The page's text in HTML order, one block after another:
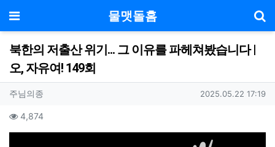
메뉴 물맷돌홈
북한의 저출산 위기... 그 이유를 파헤쳐봤습니다 |
오, 자유여! 149회
작성자 정보
주님의종 작성일
2025.05.22 17:19
컨텐츠 정보
4,874